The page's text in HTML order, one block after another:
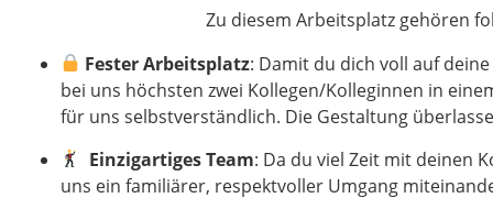
Zu diesem Arbeitsplatz gehören
Fester Arbeitsplatz: Damit du dich voll auf
bei uns höchsten zwei Kollegen/Kolleginnen in
für uns selbstverständlich. Die Gestaltung
Einzigartiges Team: Da du viel Zeit mit deinen
uns ein familiärer, respektvoller Umgang